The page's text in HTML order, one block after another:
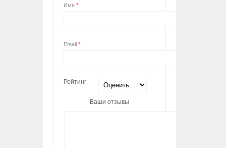
Имя *
Email *
Рейтинг
Ваши отзывы